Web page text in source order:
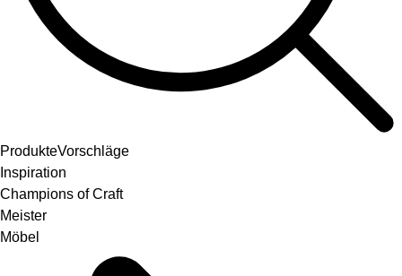
ProdukteVorschläge
Inspiration
Champions of Craft
Meister
Möbel